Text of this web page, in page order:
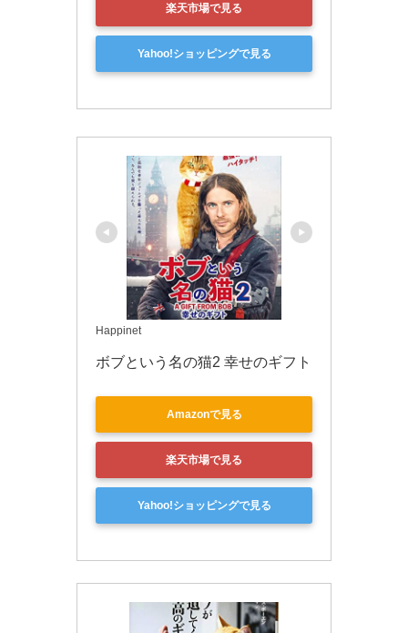
楽天市場で見る
Yahoo!ショッピングで見る
Happinet
ボブという名の猫2 幸せのギフト
Amazonで見る
楽天市場で見る
Yahoo!ショッピングで見る